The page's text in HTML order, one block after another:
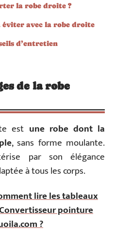
la robe droite ?
éviter avec la robe droite
d’entretien
de la robe
est une robe dont la
, sans forme moulante.
par son élégance
à tous les corps.
lire les tableaux
pointure
?